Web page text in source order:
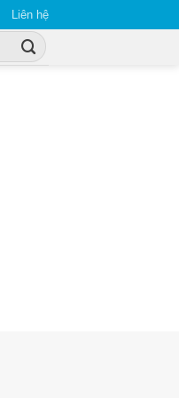
Liên hệ